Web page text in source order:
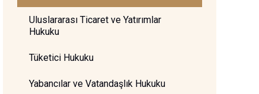
Uluslararası Ticaret ve Yatırımlar
Hukuku
Tüketici Hukuku
Yabancılar ve Vatandaşlık Hukuku